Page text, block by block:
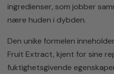
ingredienser, som jobber
nære huden i dybden.
Den unike formelen
Fruit Extract, kjent for sine
fuktighetsgivende